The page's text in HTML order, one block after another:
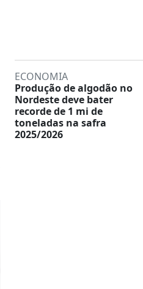
ECONOMIA
Produção de algodão no
Nordeste deve bater
recorde de 1 mi de
toneladas na safra
2025/2026